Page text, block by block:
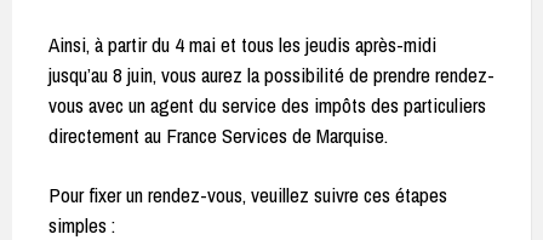
Ainsi, à partir du 4 mai et tous les jeudis après-midi
jusqu’au 8 juin, vous aurez la possibilité de prendre rendez-
vous avec un agent du service des impôts des particuliers
directement au France Services de Marquise.
Pour fixer un rendez-vous, veuillez suivre ces étapes
simples :